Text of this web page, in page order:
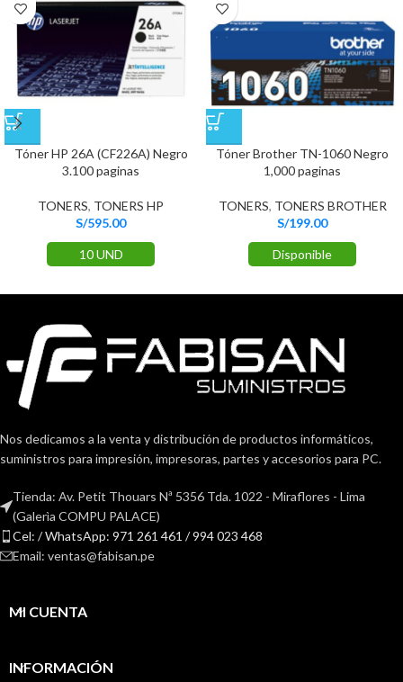
Tóner HP 26A (CF226A) Negro
3.100 paginas
TONERS, TONERS HP
S/595.00
10 UND
Tóner Brother TN-1060 Negro
1,000 paginas
TONERS, TONERS BROTHER
S/199.00
Disponible
Nos dedicamos a la venta y distribución de productos informáticos,
suministros para impresión, impresoras, partes y accesorios para PC.
Tienda: Av. Petit Thouars Nª 5356 Tda. 1022 - Miraflores - Lima
(Galerìa COMPU PALACE)
Cel: / WhatsApp: 971 261 461 / 994 023 468
Email: ventas@fabisan.pe
MI CUENTA
INFORMACIÓN